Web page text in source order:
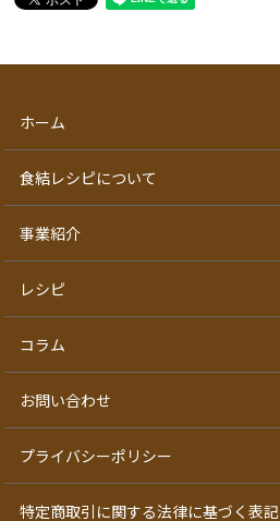
ホーム
食結レシピについて
事業紹介
レシピ
コラム
お問い合わせ
プライバシーポリシー
特定商取引に関する法律に基づく表記